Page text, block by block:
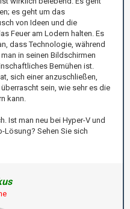
es geht um das
von Ideen und die
Feuer am Lodern halten. Es
dass Technologie, während
in seinen Bildschirmen
Bemühen ist.
sich einer anzuschließen,
sein, wie sehr es die
kann.
Ist man neu bei Hyper-V und
Lösung? Sehen Sie sich